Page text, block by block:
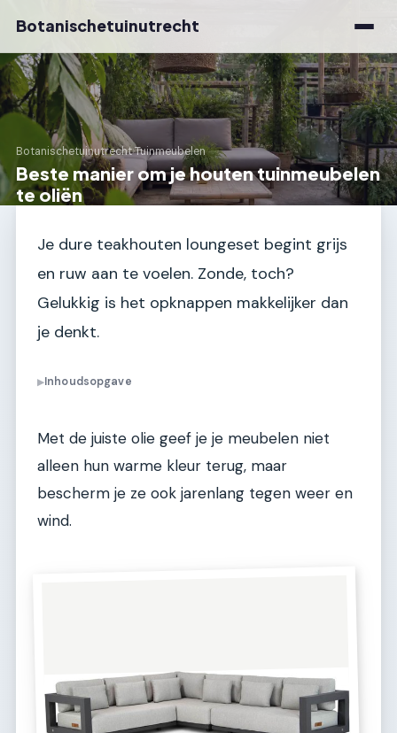
Botanischetuinutrecht
Botanischetuinutrecht›Tuinmeubelen
Beste manier om je houten tuinmeubelen
te oliën
Je dure teakhouten loungeset begint grijs
en ruw aan te voelen. Zonde, toch?
Gelukkig is het opknappen makkelijker dan
je denkt.
▶Inhoudsopgave
Met de juiste olie geef je je meubelen niet
alleen hun warme kleur terug, maar
bescherm je ze ook jarenlang tegen weer en
wind.